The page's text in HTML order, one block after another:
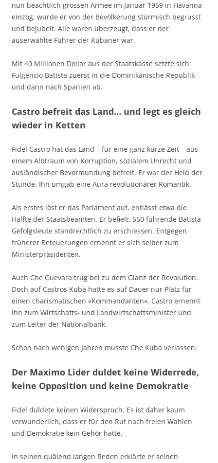
nun beachtlich grossen Armee im Januar 1959 in Havanna
einzog, wurde er von der Bevölkerung stürmisch begrüsst
und bejubelt. Alle waren überzeugt, dass er der
auserwählte Führer der Kubaner war.
Mit 40 Millionen Dollar aus der Staatskasse setzte sich
Fulgencio Batista zuerst in die Dominikanische Republik
und dann nach Spanien ab.
Castro befreit das Land… und legt es gleich
wieder in Ketten
Fidel Castro hat das Land – für eine ganz kurze Zeit – aus
einem Albtraum von Korruption, sozialem Unrecht und
ausländischer Bevormundung befreit. Er war der Held der
Stunde. Ihn umgab eine Aura revolutionärer Romantik.
Als erstes löst er das Parlament auf, entlässt etwa die
Hälfte der Staatsbeamten. Er befielt, 550 führende Batista-
Gefolgsleute standrechtlich zu erschiessen. Entgegen
früherer Beteuerungen ernennt er sich selber zum
Ministerpräsidenten.
Auch Che Guevara trug bei zu dem Glanz der Revolution.
Doch auf Castros Kuba hatte es auf Dauer nur Platz für
einen charismatischen «Kommandanten». Castro ernennt
ihn zum Wirtschafts- und Landwirtschaftsminister und
zum Leiter der Nationalbank.
Schon nach wenigen Jahren musste Che Kuba verlassen.
Der Maximo Lider duldet keine Widerrede,
keine Opposition und keine Demokratie
Fidel duldete keinen Widerspruch. Es ist daher kaum
verwunderlich, dass er für den Ruf nach freien Wahlen
und Demokratie kein Gehör hatte.
In seinen quälend langen Reden erklärte er seinen